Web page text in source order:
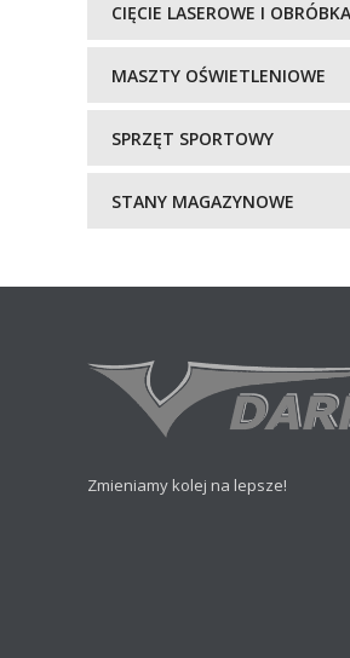
CIĘCIE LASEROWE I
MASZTY OŚWIETLENIOWE
SPRZĘT SPORTOWY
STANY MAGAZYNOWE
Zmieniamy kolej na lepsze!